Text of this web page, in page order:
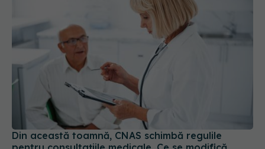
Din această toamnă, CNAS schimbă regulile
pentru consultațiile medicale. Ce se modifică
pentru pacienți